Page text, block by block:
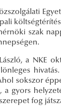
szak
a NKE
sokszor
a gyors
fog